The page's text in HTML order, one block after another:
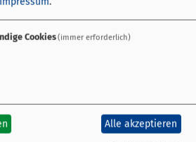
Haus kann gegen Gebühr genutzt
Einzelbetten: 4, Essecke,
werden, Fernseher: 2, Fußende der
Matratzen, Größe in m²: 65,
Cookies(immer erforderlich)
Alle akzeptieren